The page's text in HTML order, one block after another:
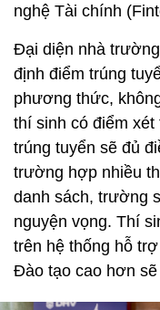
nghệ Tài chính
Đại diện nhà
định điểm trúng
phương thức,
thí sinh có điểm
trúng tuyển sẽ đủ
trường hợp nhiều
danh sách, trường
nguyện vọng. Thí
trên hệ thống hỗ
Đào tạo cao hơn